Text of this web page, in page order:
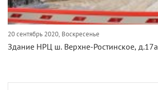
20 сентябрь 2020, Воскресенье
Здание НРЦ ш. Верхне-Ростинское, д.17а